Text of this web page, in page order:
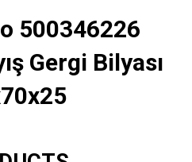
500346226
Gergi Bilyası